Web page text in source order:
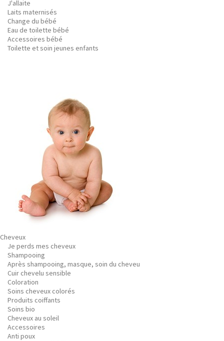
J'allaite
Laits maternisés
Change du bébé
Eau de toilette bébé
Accessoires bébé
Toilette et soin jeunes enfants
Cheveux
Je perds mes cheveux
Shampooing
Après shampooing, masque, soin du cheveu
Cuir chevelu sensible
Coloration
Soins cheveux colorés
Produits coiffants
Soins bio
Cheveux au soleil
Accessoires
Anti poux